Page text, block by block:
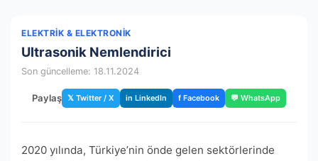
ELEKTRIK & ELEKTRONIK
Ultrasonik Nemlendirici
Son güncelleme: 18.11.2024
Paylaş 𝕏 Twitter / X in LinkedIn f Facebook 💬 WhatsApp
2020 yılında, Türkiye’nin önde gelen sektörlerinde